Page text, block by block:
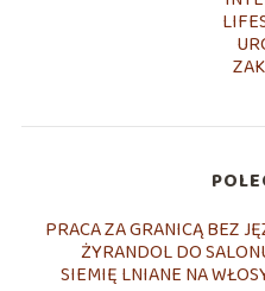
PRACA ZA GRANICĄ BEZ
ŻYRANDOL DO
SIEMIĘ LNIANE NA